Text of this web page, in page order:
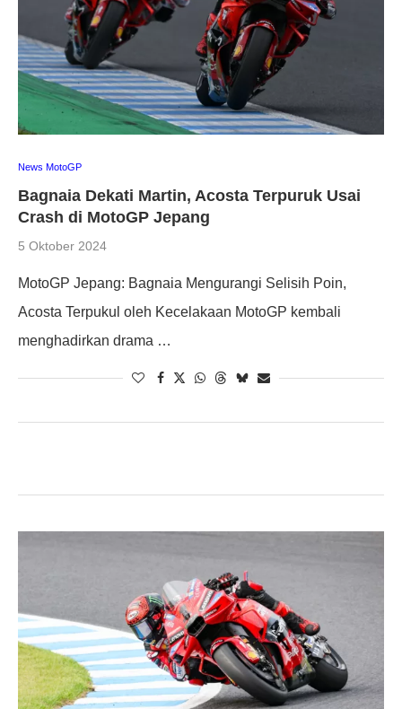
News MotoGP
Bagnaia Dekati Martin, Acosta Terpuruk Usai
Crash di MotoGP Jepang
5 Oktober 2024
MotoGP Jepang: Bagnaia Mengurangi Selisih Poin,
Acosta Terpukul oleh Kecelakaan MotoGP kembali
menghadirkan drama …